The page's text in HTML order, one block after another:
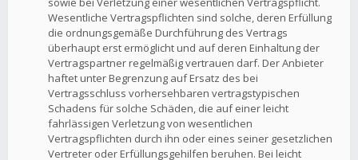
Wesentliche Vertragspflichten sind solche, deren Erfüllung
die ordnungsgemäße Durchführung des Vertrags
überhaupt erst ermöglicht und auf deren Einhaltung der
Vertragspartner regelmäßig vertrauen darf. Der Anbieter
haftet unter Begrenzung auf Ersatz des bei
Vertragsschluss vorhersehbaren vertragstypischen
Schadens für solche Schäden, die auf einer leicht
fahrlässigen Verletzung von wesentlichen
Vertragspflichten durch ihn oder eines seiner gesetzlichen
Vertreter oder Erfüllungsgehilfen beruhen. Bei leicht